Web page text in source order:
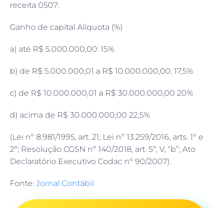
receita 0507:
Ganho de capital Alíquota (%)
a) até R$ 5.000.000,00: 15%
b) de R$ 5.000.000,01 a R$ 10.000.000,00: 17,5%
c) de R$ 10.000.000,01 a R$ 30.000.000,00 20%
d) acima de R$ 30.000.000,00 22,5%
(Lei nº 8.981/1995, art. 21; Lei nº 13.259/2016, arts. 1º e
2º; Resolução CGSN nº 140/2018, art. 5º, V, “b”; Ato
Declaratório Executivo Codac nº 90/2007).
Fonte: Jornal Contábil